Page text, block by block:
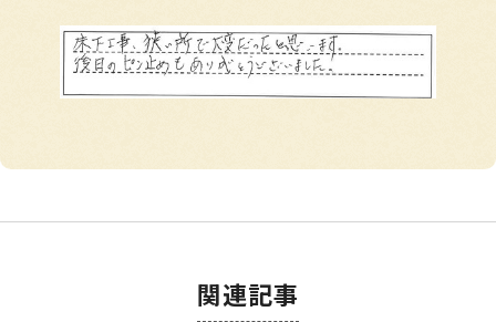
関連記事